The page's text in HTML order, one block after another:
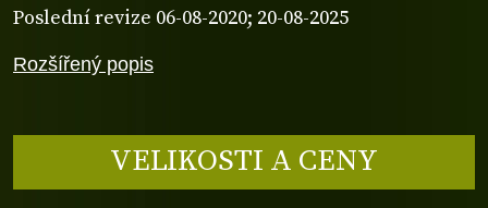
Rozšířený popis
Poslední revize 06-08-2020; 20-08-2025
VELIKOSTI A CENY